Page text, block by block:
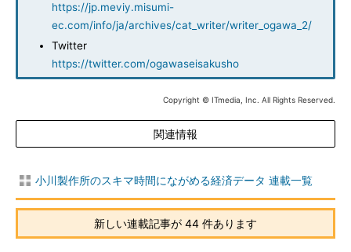
https://jp.meviy.misumi-
ec.com/info/ja/archives/cat_writer/writer_ogawa_2/
Twitter
https://twitter.com/ogawaseisakusho
Copyright © ITmedia, Inc. All Rights Reserved.
関連情報
小川製作所のスキマ時間にながめる経済データ 連載一覧
新しい連載記事が 44 件あります